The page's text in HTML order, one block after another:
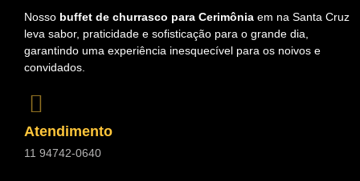
Nosso buffet de churrasco para Cerimônia em na Santa Cruz
leva sabor, praticidade e sofisticação para o grande dia,
garantindo uma experiência inesquecível para os noivos e
convidados.
Atendimento
11 94742-0640